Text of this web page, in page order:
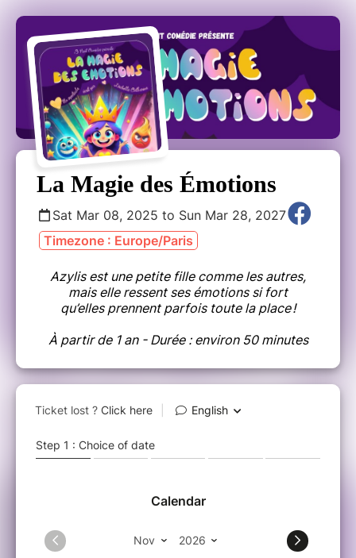
La Magie des Émotions
Sat Mar 08, 2025 to Sun Mar 28, 2027
Timezone : Europe/Paris
Azylis est une petite fille comme les autres,
mais elle ressent ses émotions si fort
qu’elles prennent parfois toute la place !
À partir de 1 an - Durée : environ 50 minutes